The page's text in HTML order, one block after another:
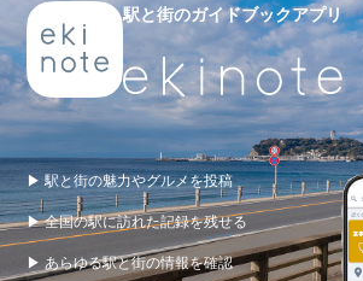
駅と街のガイドブックアプリ
▶ 駅と街の魅力やグルメを投稿
▶ 全国の駅に訪れた記録を残せる
▶ あらゆる駅と街の情報を確認